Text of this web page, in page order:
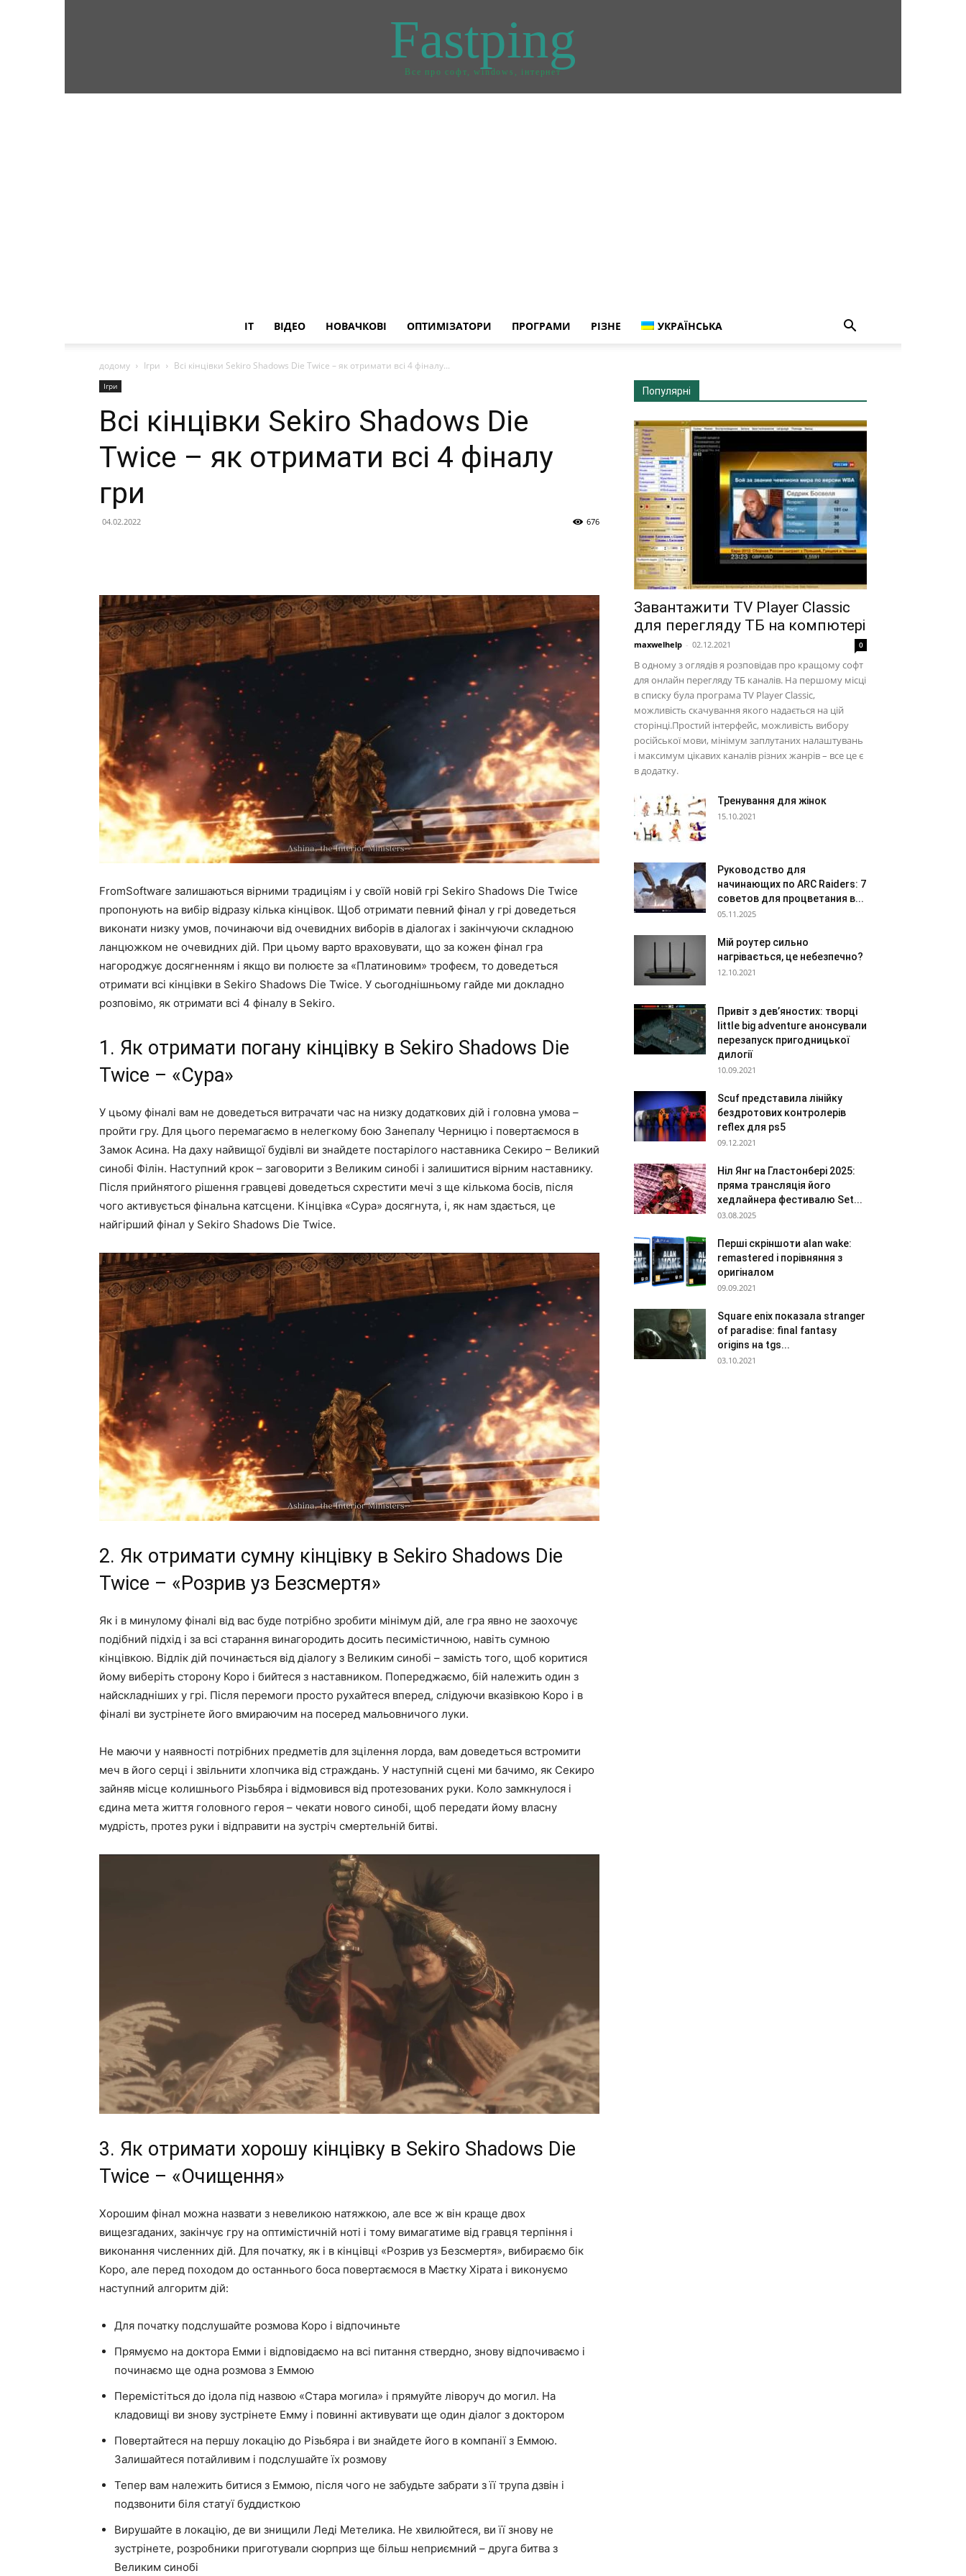
Fastping
Все про софт, windows, інтернет
IT ВІДЕО НОВАЧКОВІ ОПТИМІЗАТОРИ ПРОГРАМИ РІЗНЕ УКРАЇНСЬКА
додому Ігри Всі кінцівки Sekiro Shadows Die Twice – як отримати всі 4 фіналу...
Ігри
Всі кінцівки Sekiro Shadows Die
Twice – як отримати всі 4 фіналу
гри
04.02.2022 676
FromSoftware залишаються вірними традиціям і у своїй новій грі Sekiro Shadows Die Twice
пропонують на вибір відразу кілька кінцівок. Щоб отримати певний фінал у грі доведеться
виконати низку умов, починаючи від очевидних виборів в діалогах і закінчуючи складною
ланцюжком не очевидних дій. При цьому варто враховувати, що за кожен фінал гра
нагороджує досягненням і якщо ви полюєте за «Платиновим» трофеєм, то доведеться
отримати всі кінцівки в Sekiro Shadows Die Twice. У сьогоднішньому гайде ми докладно
розповімо, як отримати всі 4 фіналу в Sekiro.
1. Як отримати погану кінцівку в Sekiro Shadows Die
Twice – «Сура»
У цьому фіналі вам не доведеться витрачати час на низку додаткових дій і головна умова –
пройти гру. Для цього перемагаємо в нелегкому бою Занепалу Черницю і повертаємося в
Замок Асина. На даху найвищої будівлі ви знайдете постарілого наставника Секиро – Великий
синобі Філін. Наступний крок – заговорити з Великим синобі і залишитися вірним наставнику.
Після прийнятого рішення гравцеві доведеться схрестити мечі з ще кількома босів, після
чого активується фінальна катсцени. Кінцівка «Сура» досягнута, і, як нам здається, це
найгірший фінал у Sekiro Shadows Die Twice.
2. Як отримати сумну кінцівку в Sekiro Shadows Die
Twice – «Розрив уз Безсмертя»
Як і в минулому фіналі від вас буде потрібно зробити мінімум дій, але гра явно не заохочує
подібний підхід і за всі старання винагородить досить песимістичною, навіть сумною
кінцівкою. Відлік дій починається від діалогу з Великим синобі – замість того, щоб коритися
йому виберіть сторону Коро і бийтеся з наставником. Попереджаємо, бій належить один з
найскладніших у грі. Після перемоги просто рухайтеся вперед, слідуючи вказівкою Коро і в
фіналі ви зустрінете його вмираючим на посеред мальовничого луки.
Не маючи у наявності потрібних предметів для зцілення лорда, вам доведеться встромити
меч в його серці і звільнити хлопчика від страждань. У наступній сцені ми бачимо, як Секиро
зайняв місце колишнього Різьбяра і відмовився від протезованих руки. Коло замкнулося і
єдина мета життя головного героя – чекати нового синобі, щоб передати йому власну
мудрість, протез руки і відправити на зустріч смертельній битві.
3. Як отримати хорошу кінцівку в Sekiro Shadows Die
Twice – «Очищення»
Хорошим фінал можна назвати з невеликою натяжкою, але все ж він краще двох
вищезгаданих, закінчує гру на оптимістичній ноті і тому вимагатиме від гравця терпіння і
виконання численних дій. Для початку, як і в кінцівці «Розрив уз Безсмертя», вибираємо бік
Коро, але перед походом до останнього боса повертаємося в Маєтку Хірата і виконуємо
наступний алгоритм дій:
Для початку подслушайте розмова Коро і відпочиньте
Прямуємо на доктора Емми і відповідаємо на всі питання ствердно, знову відпочиваємо і
починаємо ще одна розмова з Еммою
Перемістіться до ідола під назвою «Стара могила» і прямуйте ліворуч до могил. На
кладовищі ви знову зустрінете Емму і повинні активувати ще один діалог з доктором
Повертайтеся на першу локацію до Різьбяра і ви знайдете його в компанії з Еммою.
Залишайтеся потайливим і подслушайте їх розмову
Тепер вам належить битися з Еммою, після чого не забудьте забрати з її трупа дзвін і
подзвонити біля статуї буддисткою
Вирушайте в локацію, де ви знищили Леді Метелика. Не хвилюйтеся, ви її знову не
зустрінете, розробники приготували сюрприз ще більш неприємний – друга битва з
Великим синобі
Популярні
Завантажити TV Player Classic
для перегляду ТБ на компютері
maxwelhelp - 02.12.2021 0
В одному з оглядів я розповідав про кращому софт
для онлайн перегляду ТБ каналів. На першому місці
в списку була програма TV Player Classic,
можливість скачування якого надається на цій
сторінці.Простий інтерфейс, можливість вибору
російської мови, мінімум заплутаних налаштувань
і максимум цікавих каналів різних жанрів – все це є
в додатку.
Тренування для жінок
15.10.2021
Руководство для
начинающих по ARC Raiders: 7
советов для процветания в...
05.11.2025
Мій роутер сильно
нагрівається, це небезпечно?
12.10.2021
Привіт з дев’яностих: творці
little big adventure анонсували
перезапуск пригодницької
дилогії
10.09.2021
Scuf представила лінійку
бездротових контролерів
reflex для ps5
09.12.2021
Ніл Янг на Гластонбері 2025:
пряма трансляція його
хедлайнера фестивалю Set...
03.08.2025
Перші скріншоти alan wake:
remastered і порівняння з
оригіналом
09.09.2021
Square enix показала stranger
of paradise: final fantasy
origins на tgs...
03.10.2021